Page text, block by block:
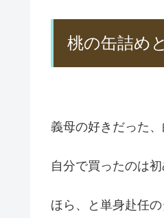
桃の缶詰め
義母の好きだった、
自分で買ったのは
ほら、と単身赴任